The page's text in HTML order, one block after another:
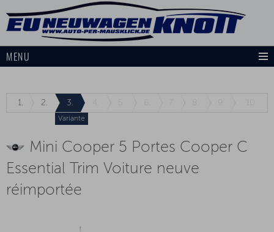
MENU
1. 2. 3.
Variante
Mini Cooper 5 Portes Cooper C
Essential Trim Voiture neuve
réimportée